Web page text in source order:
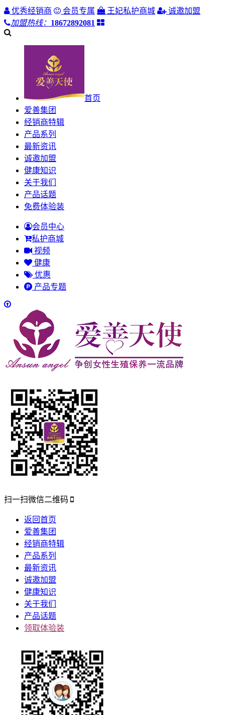
优秀经销商 会员专属 王妃私护商城
诚邀加盟
加盟热线： 18672892081
首页
爱善集团
经销商特辑
产品系列
最新资讯
诚邀加盟
健康知识
关于我们
产品话题
免费体验装
会员中心
私护商城
视频
健康
优惠
产品专题
扫一扫微信二维码
返回首页
爱善集团
经销商特辑
产品系列
最新资讯
诚邀加盟
健康知识
关于我们
产品话题
领取体验装